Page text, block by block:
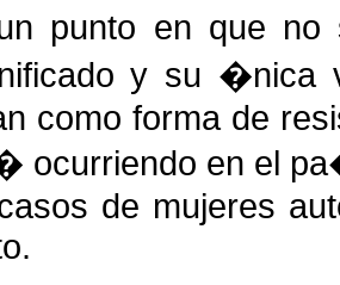
punto en que
y su �nica
como forma de
ocurriendo en el
de mujeres